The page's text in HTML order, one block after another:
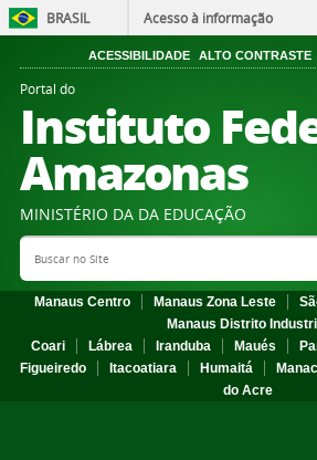
BRASIL Acesso à informação
ACESSIBILIDADE ALTO CONTRASTE
Portal do
Instituto
Amazonas
MINISTÉRIO DA DA EDUCAÇÃO
Search Site
Manaus Centro Manaus Zona Leste
Manaus Distrito
Coari
Lábrea Iranduba Maués
Figueiredo
Itacoatiara Humaitá
do Acre